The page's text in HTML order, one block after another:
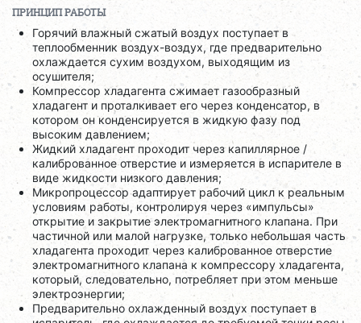
ПРИНЦИП РАБОТЫ
Горячий влажный сжатый воздух поступает в
теплообменник воздух-воздух, где предварительно
охлаждается сухим воздухом, выходящим из
осушителя;
Компрессор хладагента сжимает газообразный
хладагент и проталкивает его через конденсатор, в
котором он конденсируется в жидкую фазу под
высоким давлением;
Жидкий хладагент проходит через капиллярное /
калиброванное отверстие и измеряется в испарителе в
виде жидкости низкого давления;
Микропроцессор адаптирует рабочий цикл к реальным
условиям работы, контролируя через «импульсы»
открытие и закрытие электромагнитного клапана. При
частичной или малой нагрузке, только небольшая часть
хладагента проходит через калиброванное отверстие
электромагнитного клапана к компрессору хладагента,
который, следовательно, потребляет при этом меньше
электроэнергии;
Предварительно охлажденный воздух поступает в